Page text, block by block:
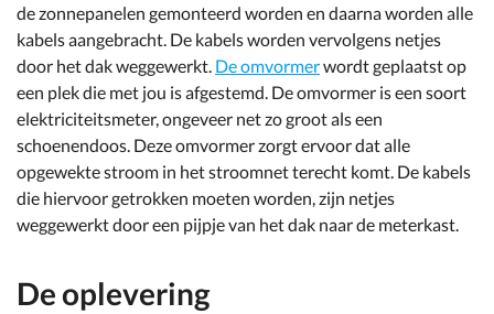
de zonnepanelen gemonteerd worden en daarna worden alle
kabels aangebracht. De kabels worden vervolgens netjes
door het dak weggewerkt. De omvormerwordt geplaatst op
een plek die met jou is afgestemd. De omvormer is een soort
elektriciteitsmeter, ongeveer net zo groot als een
schoenendoos. Deze omvormer zorgt ervoor dat alle
opgewekte stroom in het stroomnet terecht komt. De kabels
die hiervoor getrokken moeten worden, zijn netjes
weggewerkt door een pijpje van het dak naar de meterkast.
De oplevering